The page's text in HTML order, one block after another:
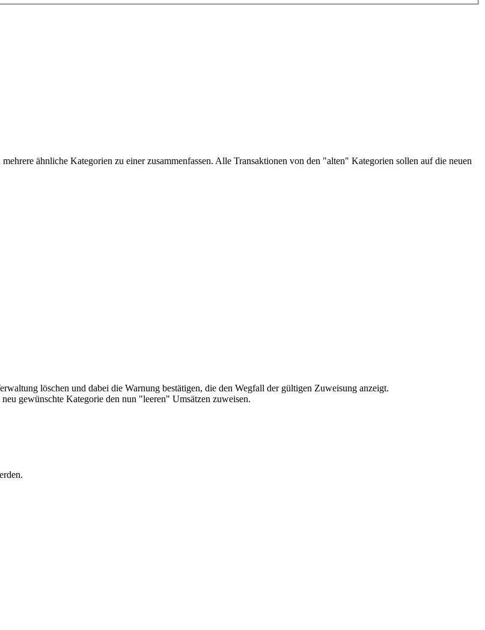
ähnliche Kategorien zu einer zusammenfassen. Alle Transaktionen von den "alten" Kategorien sollen auf die neuen
löschen und dabei die Warnung bestätigen, die den Wegfall der gültigen Zuweisung anzeigt.
gewünschte Kategorie den nun "leeren" Umsätzen zuweisen.